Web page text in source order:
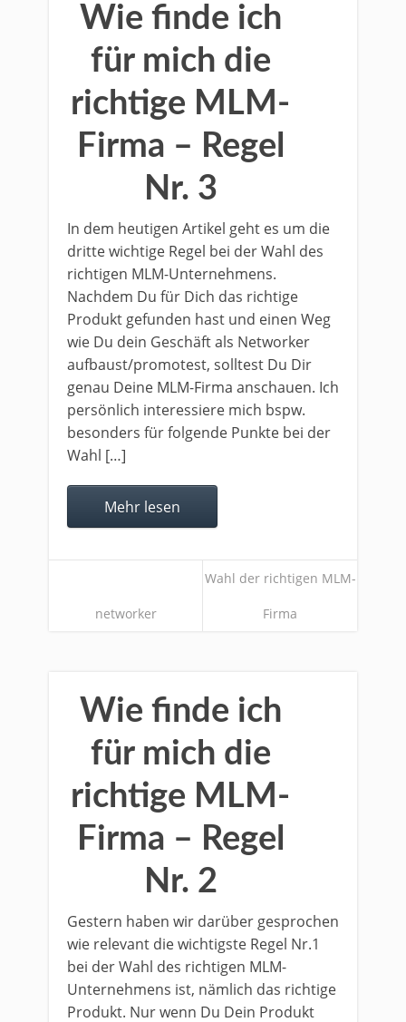
Wie finde ich
für mich die
richtige MLM-
Firma – Regel
Nr. 3
In dem heutigen Artikel geht es um die
dritte wichtige Regel bei der Wahl des
richtigen MLM-Unternehmens.
Nachdem Du für Dich das richtige
Produkt gefunden hast und einen Weg
wie Du dein Geschäft als Networker
aufbaust/promotest, solltest Du Dir
genau Deine MLM-Firma anschauen. Ich
persönlich interessiere mich bspw.
besonders für folgende Punkte bei der
Wahl […]
Mehr lesen
networker
Wahl der richtigen MLM-
Firma
Wie finde ich
für mich die
richtige MLM-
Firma – Regel
Nr. 2
Gestern haben wir darüber gesprochen
wie relevant die wichtigste Regel Nr.1
bei der Wahl des richtigen MLM-
Unternehmens ist, nämlich das richtige
Produkt. Nur wenn Du Dein Produkt